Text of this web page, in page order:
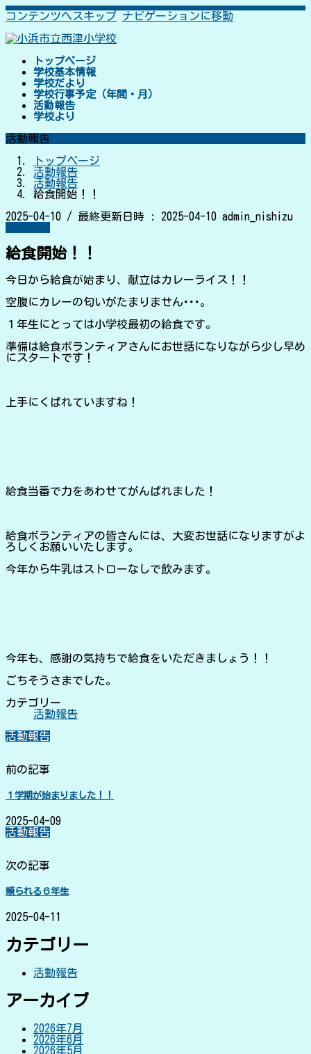
コンテンツへスキップ ナビゲーションに移動
トップページ
学校基本情報
学校だより
学校行事予定（年間・月）
活動報告
学校より
活動報告
トップページ
活動報告
活動報告
給食開始！！
2025-04-10 / 最終更新日時 : 2025-04-10 admin_nishizu
給食開始！！
今日から給食が始まり、献立はカレーライス！！
空腹にカレーの匂いがたまりません･･･。
１年生にとっては小学校最初の給食です。
準備は給食ボランティアさんにお世話になりながら少し早め
にスタートです！
上手にくばれていますね！
給食当番で力をあわせてがんばれました！
給食ボランティアの皆さんには、大変お世話になりますがよ
ろしくお願いいたします。
今年から牛乳はストローなしで飲みます。
今年も、感謝の気持ちで給食をいただきましょう！！
ごちそうさまでした。
カテゴリー
活動報告
活動報告
前の記事
１学期が始まりました！！
2025-04-09
活動報告
次の記事
頼られる６年生
2025-04-11
カテゴリー
活動報告
アーカイブ
2026年7月
2026年6月
2026年5月